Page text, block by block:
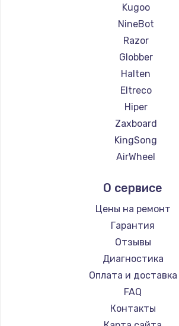
Kugoo
NineBot
Razor
Globber
Halten
Eltreco
Hiper
Zaxboard
KingSong
AirWheel
Hunter
Shorner
Joyor
Minimotors
Bork
Segway
KIRIN
О сервисе
Цены на ремонт
Гарантия
Отзывы
Диагностика
Оплата и доставка
FAQ
Контакты